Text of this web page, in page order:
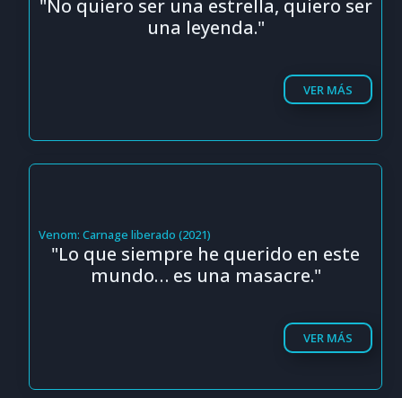
"No quiero ser una estrella, quiero ser
una leyenda."
VER MÁS
Venom: Carnage liberado (2021)
"Lo que siempre he querido en este
mundo… es una masacre."
VER MÁS